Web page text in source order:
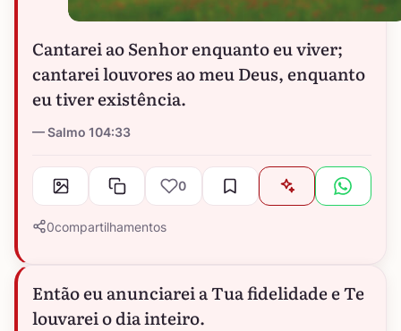
Cantarei ao Senhor enquanto eu viver;
cantarei louvores ao meu Deus, enquanto
eu tiver existência.
Salmo 104:33
0
0compartilhamentos
Então eu anunciarei a Tua fidelidade e Te
louvarei o dia inteiro.